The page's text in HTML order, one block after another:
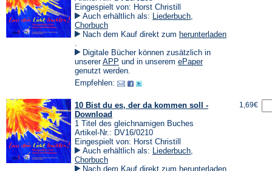
Eingespielt von: Horst Christill
Auch erhältlich als: Liederbuch,
Chorbuch
Nach dem Kauf direkt zum herunterladen
in
einem
neuen
Tab)
.
Digitale Bücher können zusätzlich in
unsererAPP (Öffnet
in
neuen
und in unserem ePaper(Öffnet
genutzt werden.
Empfehlen:
10 Bist du es, der da kommen soll -
Download
1 Titel des gleichnamigen Buches
Artikel-Nr.: DV16/0210
Eingespielt von: Horst Christill
Auch erhältlich als: Liederbuch,
Chorbuch
Nach dem Kauf direkt zum herunterladen
1,69€